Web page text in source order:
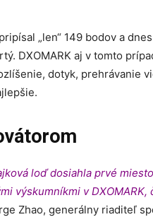
„len“ 149 bodov a
DXOMARK aj v tomto
dotyk, prehrávanie
loď dosiahla prvé
výskumníkmi v
Zhao, generálny riaditeľ